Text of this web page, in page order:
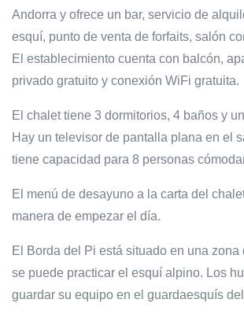
Andorra y ofrece un bar, servicio de
esquí, punto de venta de forfaits, salón
El establecimiento cuenta con balcón,
privado gratuito y conexión WiFi gratuita.
El chalet tiene 3 dormitorios, 4 baños y
Hay un televisor de pantalla plana en el
tiene capacidad para 8 personas
El menú de desayuno a la carta del
manera de empezar el día.
El Borda del Pi está situado en una zona
se puede practicar el esquí alpino. Los
guardar su equipo en el guardaesquís